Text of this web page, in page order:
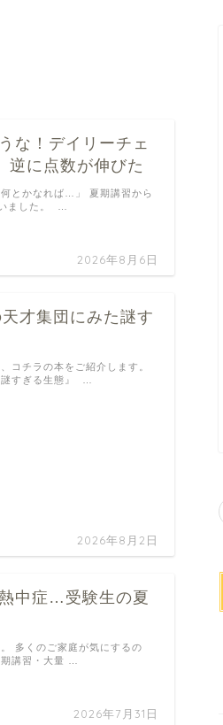
な！デイリーチェ
逆に点数が伸びた
2026年8月6日
とかなれば…」 夏期講習から
ました。 …
才集団にみた謎す
2026年8月2日
コチラの本をご紹介します。
謎すぎる生態』 …
中症…受験生の夏
2026年7月31日
多くのご家庭が気にするの
講習・大量 …